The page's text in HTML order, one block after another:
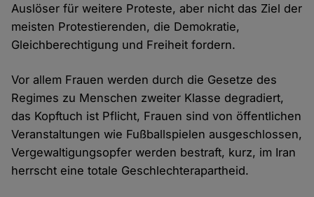
Auslöser für weitere Proteste, aber nicht das Ziel der
meisten Protestierenden, die Demokratie,
Gleichberechtigung und Freiheit fordern.
Vor allem Frauen werden durch die Gesetze des
Regimes zu Menschen zweiter Klasse degradiert,
das Kopftuch ist Pflicht, Frauen sind von öffentlichen
Veranstaltungen wie Fußballspielen ausgeschlossen,
Vergewaltigungsopfer werden bestraft, kurz, im Iran
herrscht eine totale Geschlechterapartheid.